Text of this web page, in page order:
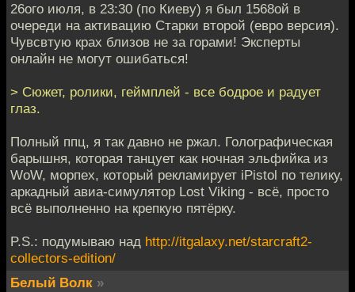
26ого июля, в 23:30 (по Киеву) я был 1568ой в
очереди на активацию Старки второй (евро версия).
Чувсвтую крах близов не за горами! Эксперты
онлайн не могут ошибаться!
> Сюжет, ролики, геймплей - все бодрое и радует
глаз.
Полный ппц, я так давно не ржал. Голографическая
барышня, которая танцует как ночная эльфийка из
WoW, морпех, который рекламирует iPistol по телику,
аркадный авиа-симулятор Lost Viking - всё, просто
всё выполненно на крепкую пятёрку.
P.S.: подумываю над http://itgalaxy.net/starcraft2-
collectors-edition/
Белый Волк »